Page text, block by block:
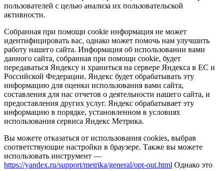
пользователей с целью анализа их пользовательской
активности.
Собранная при помощи cookie информация не может
идентифицировать вас, однако может помочь нам улучшить
работу нашего сайта. Информация об использовании вами
данного сайта, собранная при помощи cookie, будет
передаваться Яндексу и храниться на сервере Яндекса в ЕС и
Российской Федерации. Яндекс будет обрабатывать эту
информацию для оценки использования вами сайта,
составления для нас отчетов о деятельности нашего сайта, и
предоставления других услуг. Яндекс обрабатывает эту
информацию в порядке, установленном в условиях
использования сервиса Яндекс Метрика.
Вы можете отказаться от использования cookies, выбрав
соответствующие настройки в браузере. Также вы можете
использовать инструмент —
https://yandex.ru/support/metrika/general/opt-out.html Однако это